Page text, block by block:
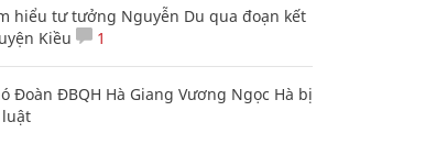
hiểu tư tưởng Nguyễn Du qua đoạn kết
Kiều
1
Đoàn ĐBQH Hà Giang Vương Ngọc Hà bị
luật